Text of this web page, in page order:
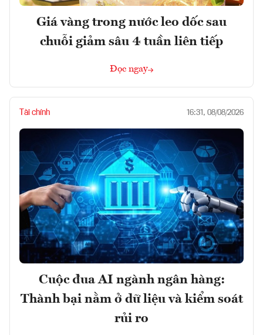
Giá vàng trong nước leo dốc sau
chuỗi giảm sâu 4 tuần liên tiếp
Đọc ngay
Tài chính 16:31, 08/08/2026
Cuộc đua AI ngành ngân hàng:
Thành bại nằm ở dữ liệu và kiểm soát
rủi ro